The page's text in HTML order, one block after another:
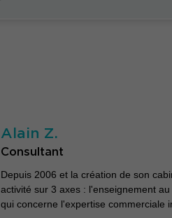
Alain Z.
Consultant
Depuis 2006 et la création de son
activité sur 3 axes : l'enseignement
qui concerne l'expertise commerciale